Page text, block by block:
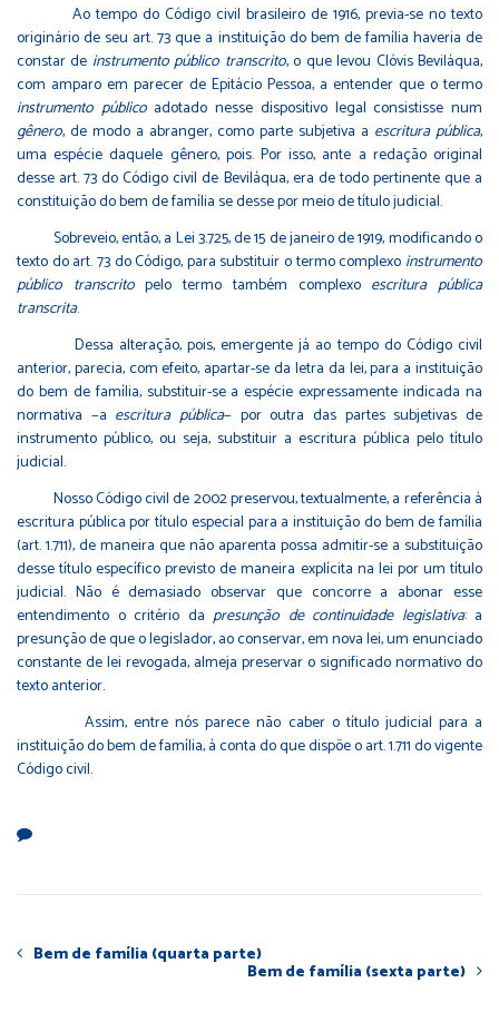
Ao tempo do Código civil brasileiro de 1916, previa-se no texto
originário de seu art. 73 que a instituição do bem de família haveria de
constar de instrumento público transcrito, o que levou Clóvis Beviláqua,
com amparo em parecer de Epitácio Pessoa, a entender que o termo
instrumento públicoadotado nesse dispositivo legal consistisse num
gênero, de modo a abranger, como parte subjetiva a escritura pública,
uma espécie daquele gênero, pois. Por isso, ante a redação original
desse art. 73 do Código civil de Beviláqua, era de todo pertinente que a
constituição do bem de família se desse por meio de título judicial.
Sobreveio, então, a Lei 3.725, de 15 de janeiro de 1919, modificando o
texto do art. 73 do Código, para substituir o termo complexo instrumento
público transcritopelo termo também complexo escritura pública
transcrita.
Dessa alteração, pois, emergente já ao tempo do Código civil
anterior, parecia, com efeito, apartar-se da letra da lei, para a instituição
do bem de família, substituir-se a espécie expressamente indicada na
normativa −a escritura pública− por outra das partes subjetivas de
instrumento público, ou seja, substituir a escritura pública pelo título
judicial.
Nosso Código civil de 2002 preservou, textualmente, a referência à
escritura pública por título especial para a instituição do bem de família
(art. 1.711), de maneira que não aparenta possa admitir-se a substituição
desse título específico previsto de maneira explícita na lei por um título
judicial. Não é demasiado observar que concorre a abonar esse
entendimento o critério da presunção de continuidade legislativa: a
presunção de que o legislador, ao conservar, em nova lei, um enunciado
constante de lei revogada, almeja preservar o significado normativo do
texto anterior.
Assim, entre nós parece não caber o título judicial para a
instituição do bem de família, à conta do que dispõe o art. 1.711 do vigente
Código civil.
Bem de família (quarta parte)
Bem de família (sexta parte)